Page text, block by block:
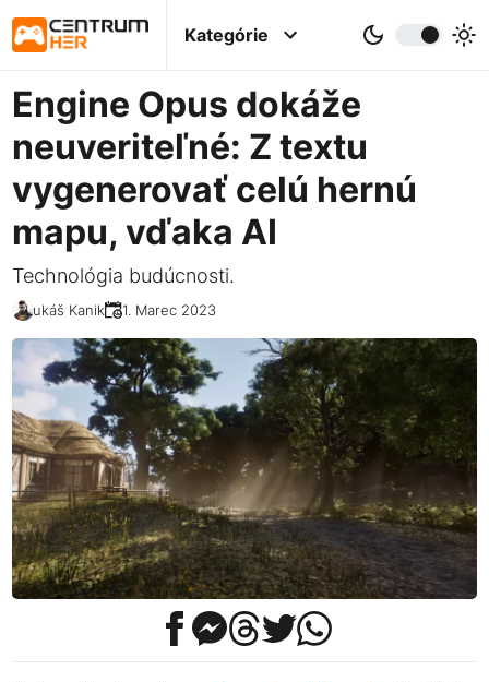
Kategórie
Engine Opus dokáže
neuveriteľné: Z textu
vygenerovať celú hernú
mapu, vďaka AI
Technológia budúcnosti.
Lukáš Kanik 31. Marec 2023